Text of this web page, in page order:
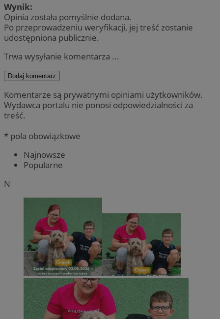
Wynik:
Opinia została pomyślnie dodana.
Po przeprowadzeniu weryfikacji, jej treść zostanie
udostępniona publicznie.
Trwa wysyłanie komentarza ...
Dodaj komentarz
Komentarze są prywatnymi opiniami użytkowników.
Wydawca portalu nie ponosi odpowiedzialności za
treść.
* pola obowiązkowe
Najnowsze
Popularne
N